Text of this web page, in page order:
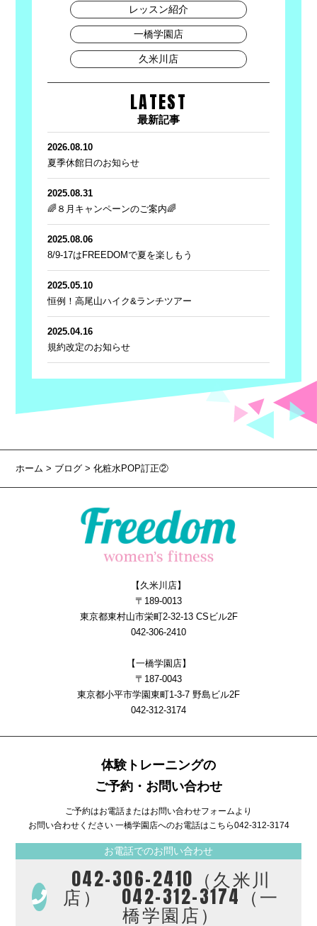
レッスン紹介
一橋学園店
久米川店
LATEST
最新記事
2026.08.10
夏季休館日のお知らせ
2025.08.31
🌈８月キャンペーンのご案内🌈
2025.08.06
8/9-17はFREEDOMで夏を楽しもう
2025.05.10
恒例！高尾山ハイク&ランチツアー
2025.04.16
規約改定のお知らせ
ホーム> ブログ > 化粧水POP訂正②
【久米川店】
〒189-0013
東京都東村山市栄町2-32-13 CSビル2F
042-306-2410
【一橋学園店】
〒187-0043
東京都小平市学園東町1-3-7 野島ビル2F
042-312-3174
体験トレーニングの
ご予約・お問い合わせ
ご予約はお電話またはお問い合わせフォームより
お問い合わせください 一橋学園店へのお電話はこちら042-312-3174
お電話でのお問い合わせ
042-306-2410（久米川
店） 042-312-3174（一
橋学園店）